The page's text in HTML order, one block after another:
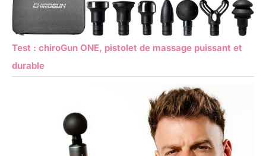
Test : chiroGun ONE, pistolet de massage puissant et
durable